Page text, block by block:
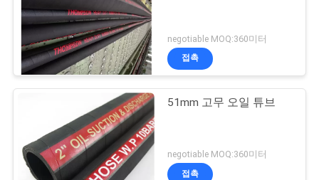
negotiable MOQ:360미터
접촉
51mm 고무 오일 튜브
negotiable MOQ:360미터
접촉